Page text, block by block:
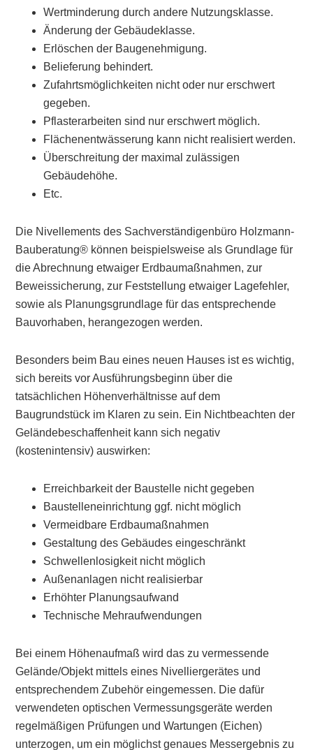
Wertminderung durch andere Nutzungsklasse.
Änderung der Gebäudeklasse.
Erlöschen der Baugenehmigung.
Belieferung behindert.
Zufahrtsmöglichkeiten nicht oder nur erschwert
gegeben.
Pflasterarbeiten sind nur erschwert möglich.
Flächenentwässerung kann nicht realisiert werden.
Überschreitung der maximal zulässigen
Gebäudehöhe.
Etc.
Die Nivellements des Sachverständigenbüro Holzmann-
Bauberatung® können beispielsweise als Grundlage für
die Abrechnung etwaiger Erdbaumaßnahmen, zur
Beweissicherung, zur Feststellung etwaiger Lagefehler,
sowie als Planungsgrundlage für das entsprechende
Bauvorhaben, herangezogen werden.
Besonders beim Bau eines neuen Hauses ist es wichtig,
sich bereits vor Ausführungsbeginn über die
tatsächlichen Höhenverhältnisse auf dem
Baugrundstück im Klaren zu sein. Ein Nichtbeachten der
Geländebeschaffenheit kann sich negativ
(kostenintensiv) auswirken:
Erreichbarkeit der Baustelle nicht gegeben
Baustelleneinrichtung ggf. nicht möglich
Vermeidbare Erdbaumaßnahmen
Gestaltung des Gebäudes eingeschränkt
Schwellenlosigkeit nicht möglich
Außenanlagen nicht realisierbar
Erhöhter Planungsaufwand
Technische Mehraufwendungen
Bei einem Höhenaufmaß wird das zu vermessende
Gelände/Objekt mittels eines Nivelliergerätes und
entsprechendem Zubehör eingemessen. Die dafür
verwendeten optischen Vermessungsgeräte werden
regelmäßigen Prüfungen und Wartungen (Eichen)
unterzogen, um ein möglichst genaues Messergebnis zu